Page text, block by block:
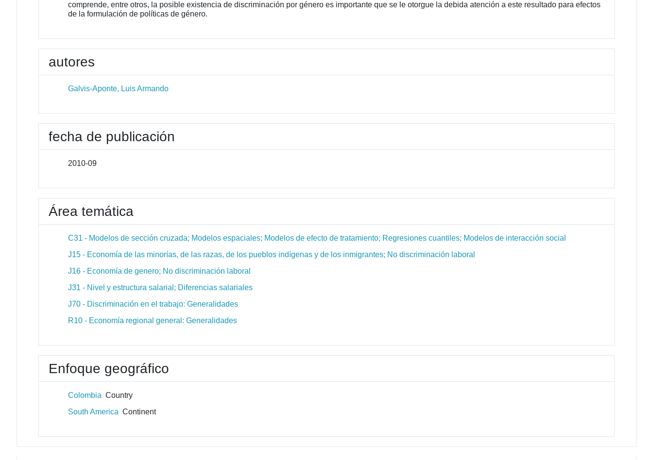
comprende, entre otros, la posible existencia de discriminación por género es importante que se le otorgue la debida atención a este resultado para efectos
de la formulación de políticas de género.
autores
Galvis-Aponte, Luis Armando
fecha de publicación
2010-09
Área temática
C31 - Modelos de sección cruzada; Modelos espaciales; Modelos de efecto de tratamiento; Regresiones cuantiles; Modelos de interacción social
J15 - Economía de las minorías, de las razas, de los pueblos indígenas y de los inmigrantes; No discriminación laboral
J16 - Economía de genero; No discriminación laboral
J31 - Nivel y estructura salarial; Diferencias salariales
J70 - Discriminación en el trabajo: Generalidades
R10 - Economía regional general: Generalidades
Enfoque geográfico
Colombia Country
South America Continent